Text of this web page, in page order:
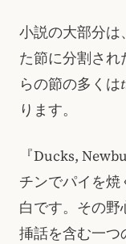
小説の大部分は
た節に分割さ
らの節の多くは
ります。
『Ducks,
チンでパイを
白です。その
挿話を含む一つ